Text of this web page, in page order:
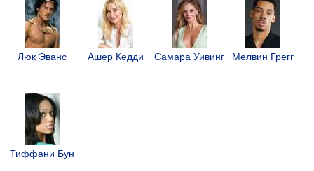
Люк Эванс Ашер Кедди Самара Уивинг Мелвин Грегг
Тиффани Бун